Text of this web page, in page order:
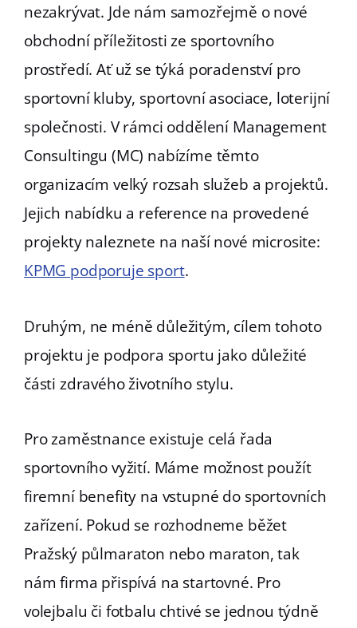
nezakrývat. Jde nám samozřejmě o nové
obchodní příležitosti ze sportovního
prostředí. Ať už se týká poradenství pro
sportovní kluby, sportovní asociace, loterijní
společnosti. V rámci oddělení Management
Consultingu (MC) nabízíme těmto
organizacím velký rozsah služeb a projektů.
Jejich nabídku a reference na provedené
projekty naleznete na naší nové microsite:
KPMG podporuje sport.
Druhým, ne méně důležitým, cílem tohoto
projektu je podpora sportu jako důležité
části zdravého životního stylu.
Pro zaměstnance existuje celá řada
sportovního vyžití. Máme možnost použít
firemní benefity na vstupné do sportovních
zařízení. Pokud se rozhodneme běžet
Pražský půlmaraton nebo maraton, tak
nám firma přispívá na startovné. Pro
volejbalu či fotbalu chtivé se jednou týdně